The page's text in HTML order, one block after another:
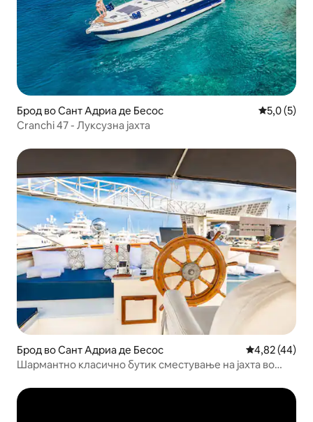
Брод во Сант Адриа де Бесос Просечна
5,0 (5)
Cranchi 47 - Луксузна јахта
Брод во Сант Адриа де Бесос Просечна
4,82 (44)
Шармантно класично бутик сместување на јахта во